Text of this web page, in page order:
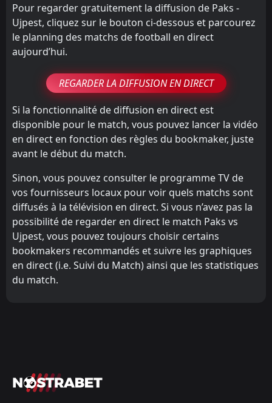
Pour regarder gratuitement la diffusion de Paks -
Ujpest, cliquez sur le bouton ci-dessous et parcourez
le planning des matchs de football en direct
aujourd’hui.
REGARDER LA DIFFUSION EN DIRECT
Si la fonctionnalité de diffusion en direct est
disponible pour le match, vous pouvez lancer la vidéo
en direct en fonction des règles du bookmaker, juste
avant le début du match.
Sinon, vous pouvez consulter le programme TV de
vos fournisseurs locaux pour voir quels matchs sont
diffusés à la télévision en direct. Si vous n’avez pas la
possibilité de regarder en direct le match Paks vs
Ujpest, vous pouvez toujours choisir certains
bookmakers recommandés et suivre les graphiques
en direct (i.e. Suivi du Match) ainsi que les statistiques
du match.